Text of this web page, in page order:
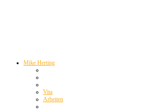
Mike Herting
Vita
Arbeiten